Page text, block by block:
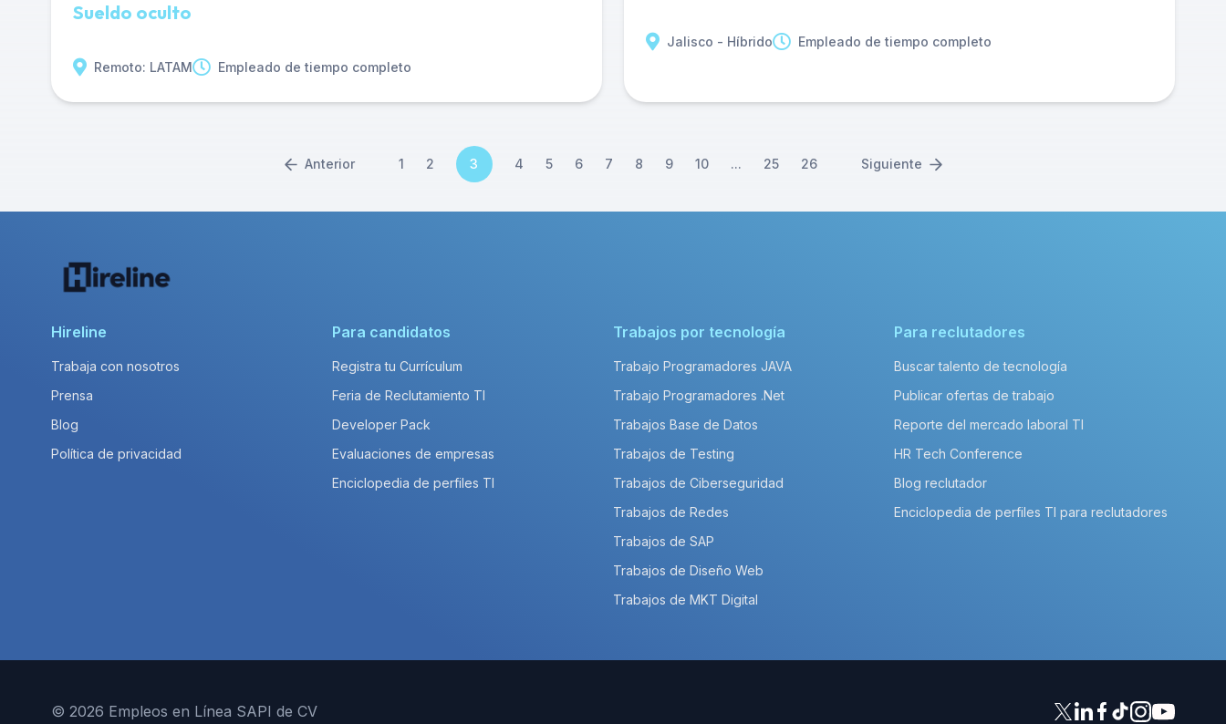
Sueldo oculto
Remoto: LATAM Empleado de tiempo completo
Jalisco - Híbrido Empleado de tiempo completo
Anterior 1 2 3 4 5 6 7 8 9 10 ... 25 26 Siguiente
Hireline
Trabaja con nosotros
Prensa
Blog
Política de privacidad
Para candidatos
Registra tu Currículum
Feria de Reclutamiento TI
Developer Pack
Evaluaciones de empresas
Enciclopedia de perfiles TI
Trabajos por tecnología
Trabajo Programadores JAVA
Trabajo Programadores .Net
Trabajos Base de Datos
Trabajos de Testing
Trabajos de Ciberseguridad
Trabajos de Redes
Trabajos de SAP
Trabajos de Diseño Web
Trabajos de MKT Digital
Para reclutadores
Buscar talento de tecnología
Publicar ofertas de trabajo
Reporte del mercado laboral TI
HR Tech Conference
Blog reclutador
Enciclopedia de perfiles TI para reclutadores
© 2026 Empleos en Línea SAPI de CV